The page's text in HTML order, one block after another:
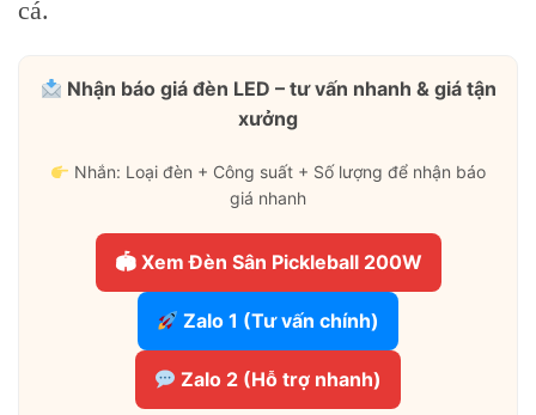
cá.
Nhận báo giá đèn LED – tư vấn nhanh & giá tận
xưởng
Nhắn: Loại đèn + Công suất + Số lượng để nhận báo
giá nhanh
🏟 Xem Đèn Sân Pickleball 200W
Zalo 1 (Tư vấn chính)
Zalo 2 (Hỗ trợ nhanh)